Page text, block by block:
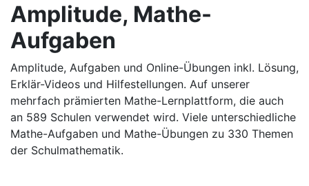
Amplitude, Mathe-
Aufgaben
Amplitude, Aufgaben und Online-Übungen inkl. Lösung,
Erklär-Videos und Hilfestellungen. Auf unserer
mehrfach prämierten Mathe-Lernplattform, die auch
an 589 Schulen verwendet wird. Viele unterschiedliche
Mathe-Aufgaben und Mathe-Übungen zu 330 Themen
der Schulmathematik.